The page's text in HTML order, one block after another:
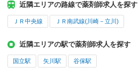
近隣エリアの路線で薬剤師求人を探す
ＪＲ中央線 ＪＲ南武線(川崎－立川)
近隣エリアの駅で薬剤師求人を探す
国立駅 矢川駅 谷保駅